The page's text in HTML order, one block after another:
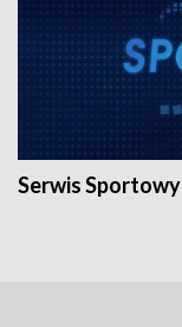
Serwis Sportowy